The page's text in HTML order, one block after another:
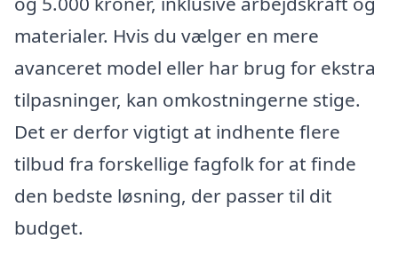
materialer. Hvis du vælger en mere
avanceret model eller har brug for ekstra
tilpasninger, kan omkostningerne stige.
Det er derfor vigtigt at indhente flere
tilbud fra forskellige fagfolk for at finde
den bedste løsning, der passer til dit
budget.